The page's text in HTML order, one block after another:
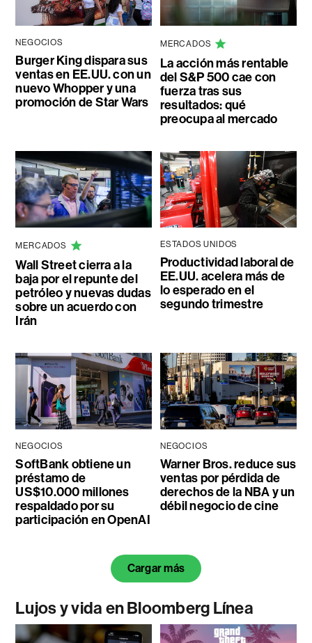
NEGOCIOS
Burger King dispara sus
ventas en EE.UU. con un
nuevo Whopper y una
promoción de Star Wars
MERCADOS
La acción más rentable
del S&P 500 cae con
fuerza tras sus
resultados: qué
preocupa al mercado
MERCADOS
Wall Street cierra a la
baja por el repunte del
petróleo y nuevas dudas
sobre un acuerdo con
Irán
ESTADOS UNIDOS
Productividad laboral de
EE.UU. acelera más de
lo esperado en el
segundo trimestre
NEGOCIOS
SoftBank obtiene un
préstamo de
US$10.000 millones
respaldado por su
participación en OpenAI
NEGOCIOS
Warner Bros. reduce sus
ventas por pérdida de
derechos de la NBA y un
débil negocio de cine
Cargar más
Lujos y vida en Bloomberg Línea